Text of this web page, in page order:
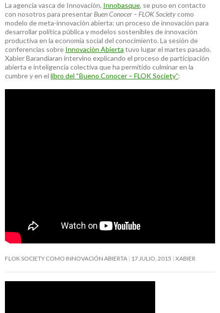
La agencia vasca de Innovación, Innobasque, se puso en contacto
con nosotros para presentar Buen Conocer – FLOK Societycomo
modelo de meta-innovación abierta: un proceso de innovación para
desarrollar política pública y modelos sostenibles de innovación
productiva en la economía social del conocimiento. La sesión de
conferencias sobre Innovación Abierta tuvo lugar el martes pasado.
Xabier Barandiaran intervino explicando el proceso de participación
abierta e inteligencia colectiva que ha permitido culminar en la
cumbre y en el libro del “Bueno Conocer – FLOK Society”:
FLOK SOCIETY COMO INNOVACIÓN ABIERTA 17 JULIO, 2015 XABIER